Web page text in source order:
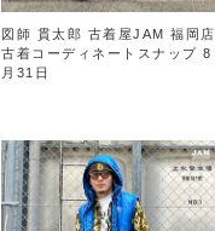
図師 貫太郎 古着屋JAM 福岡店
古着コーディネートスナップ 8
月31日